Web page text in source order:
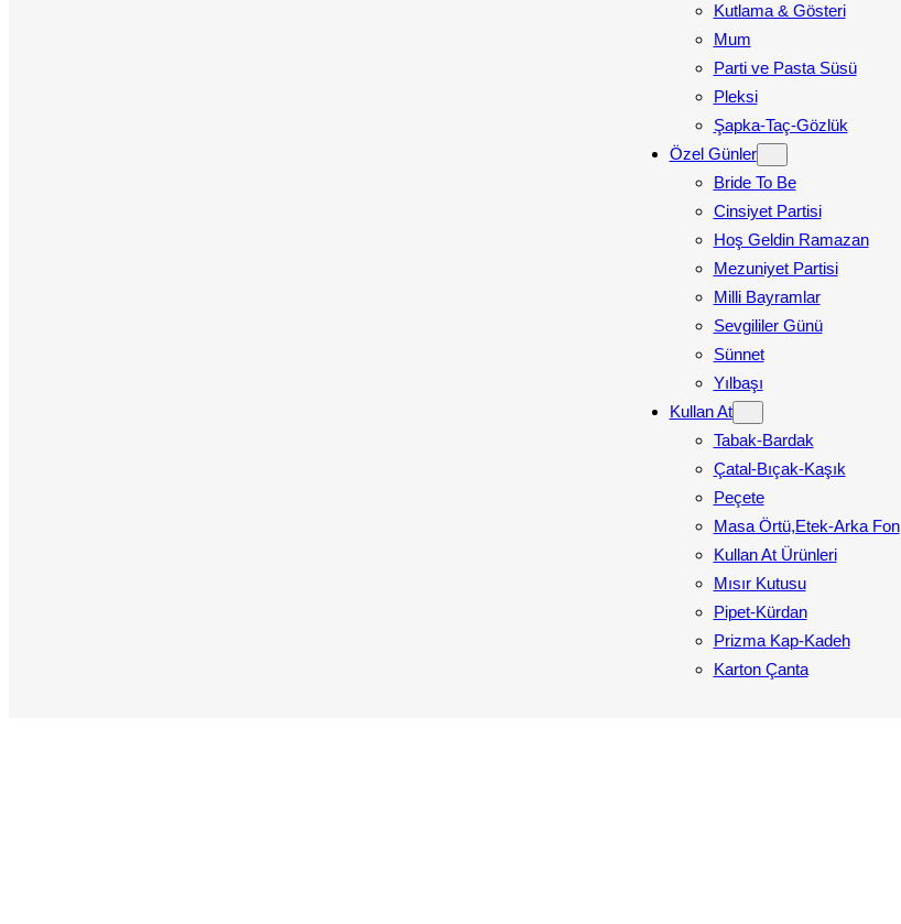
Kutlama & Gösteri
Mum
Parti ve Pasta Süsü
Pleksi
Şapka-Taç-Gözlük
Özel Günler
Bride To Be
Cinsiyet Partisi
Hoş Geldin Ramazan
Mezuniyet Partisi
Milli Bayramlar
Sevgililer Günü
Sünnet
Yılbaşı
Kullan At
Tabak-Bardak
Çatal-Bıçak-Kaşık
Peçete
Masa Örtü,Etek-Arka Fon
Kullan At Ürünleri
Mısır Kutusu
Pipet-Kürdan
Prizma Kap-Kadeh
Karton Çanta